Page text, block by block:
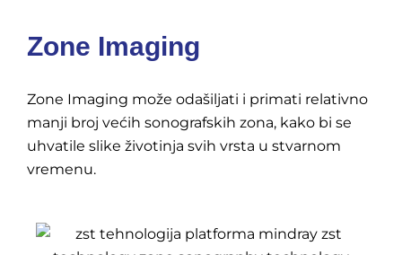
Zone Imaging
Zone Imaging može odašiljati i primati relativno
manji broj većih sonografskih zona, kako bi se
uhvatile slike životinja svih vrsta u stvarnom
vremenu.